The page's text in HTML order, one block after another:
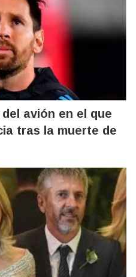
avión en el que
tras la muerte de